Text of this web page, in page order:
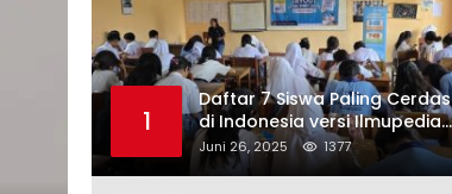
1
Daftar 7 Siswa Paling Cerdas
di Indonesia versi Ilmupedia
Tryout UTBK 2025
Juni 26, 2025 1377